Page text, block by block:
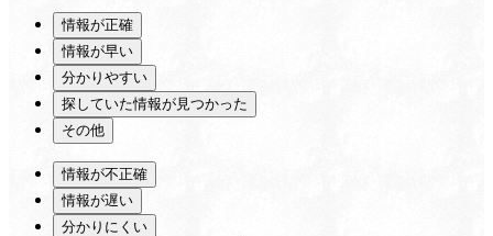
情報が正確
情報が早い
分かりやすい
探していた情報が見つかった
その他
情報が不正確
情報が遅い
分かりにくい